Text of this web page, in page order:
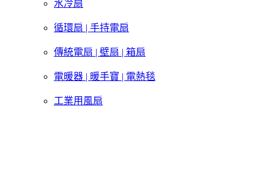
水冷扇
循環扇 | 手持電扇
傳統電扇 | 壁扇 | 箱扇
電暖器 | 暖手寶 | 電熱毯
工業用風扇